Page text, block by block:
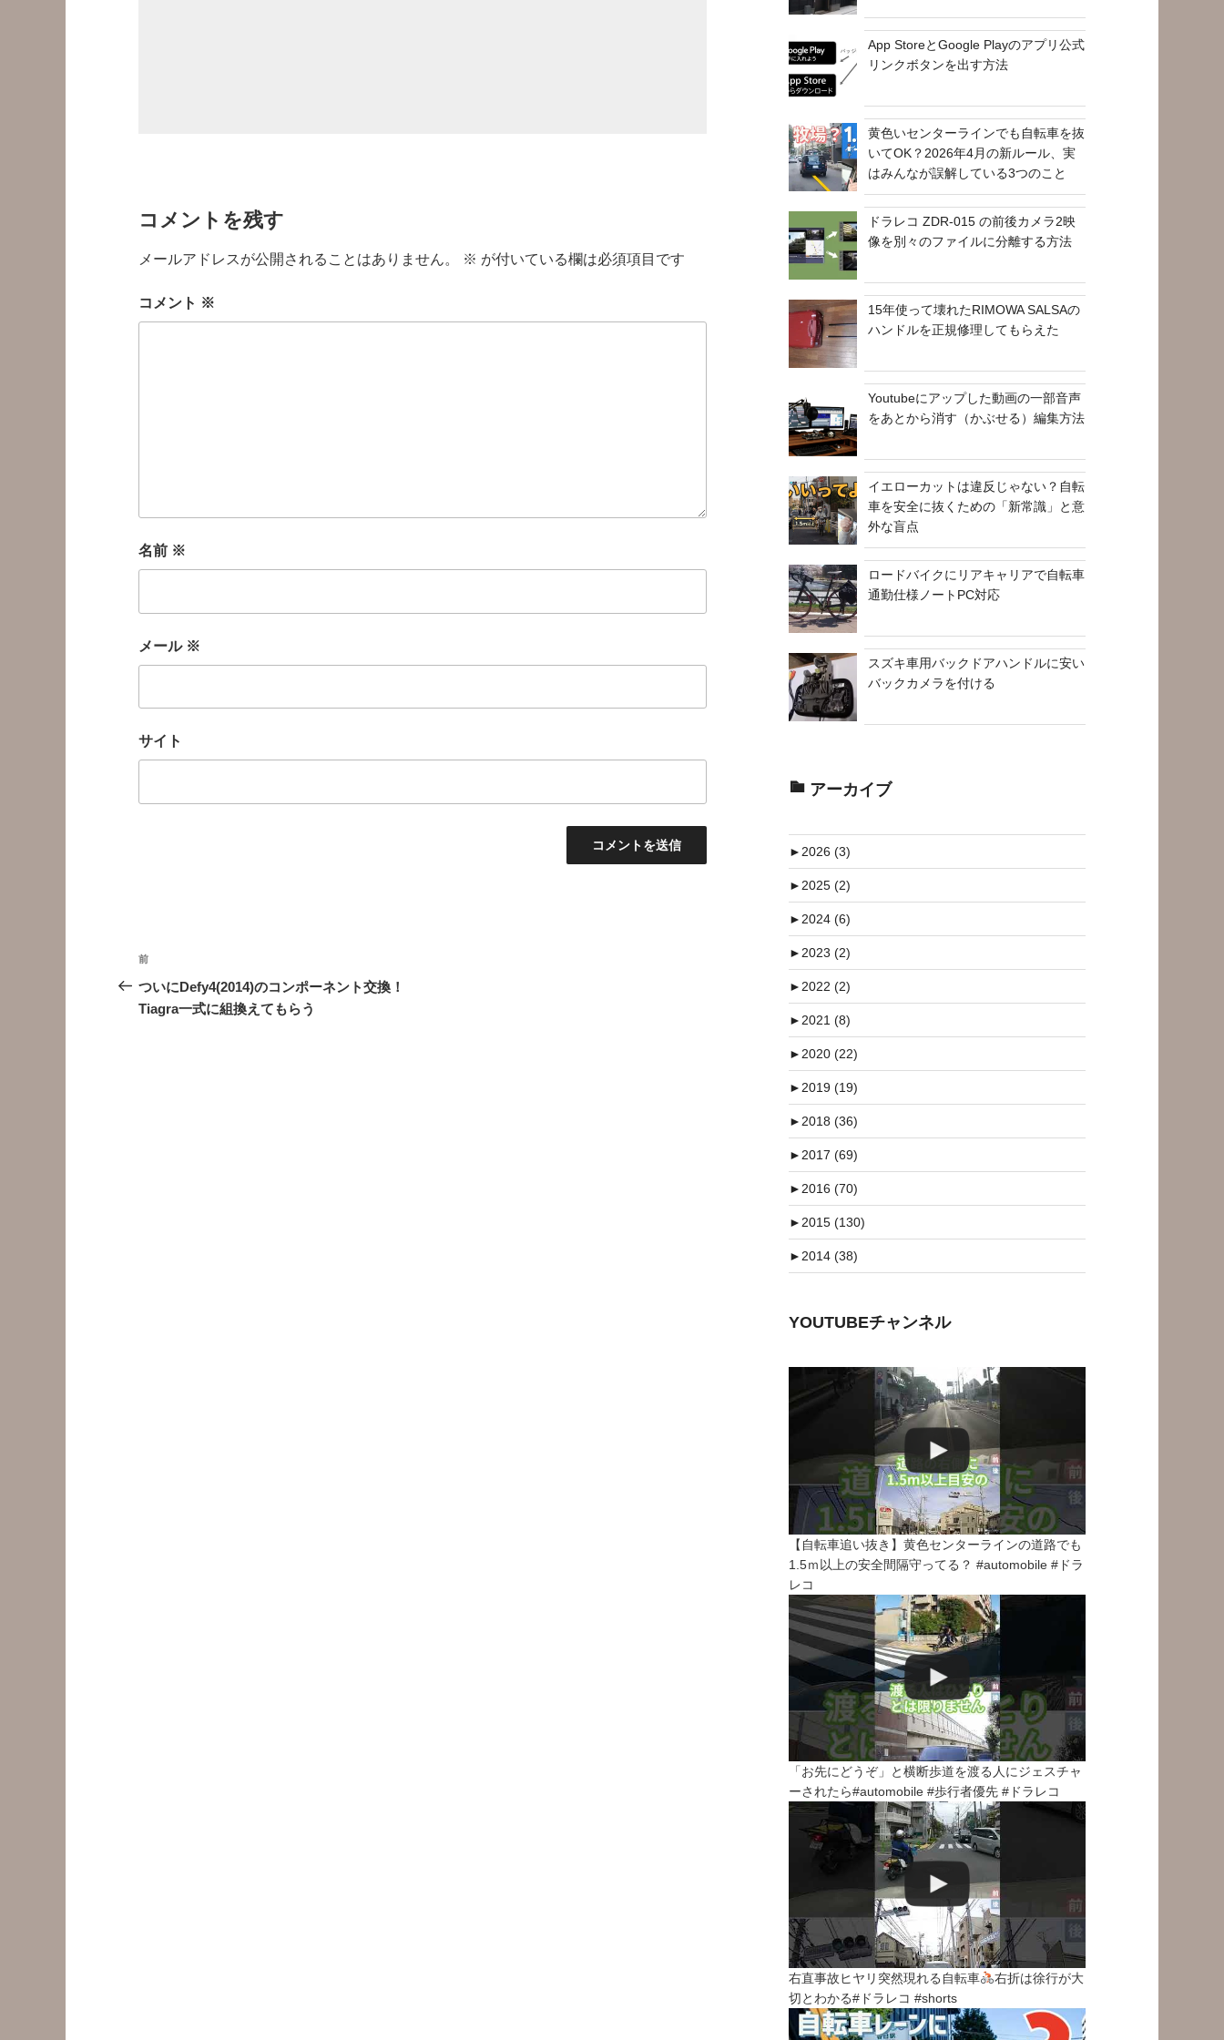
コメントを残す
メールアドレスが公開されることはありません。 ※ が付いている欄は必須項目です
コメント ※
名前 ※
メール ※
サイト
投
稿
ナ
前
の
投
前
ついにDefy4(2014)のコンポーネント交換！
Tiagra一式に組換えてもらう
App StoreとGoogle Playのアプリ公式
リンクボタンを出す方法
黄色いセンターラインでも自転車を抜
いてOK？2026年4月の新ルール、実
はみんなが誤解している3つのこと
ドラレコ ZDR-015 の前後カメラ2映
像を別々のファイルに分離する方法
15年使って壊れたRIMOWA SALSAの
ハンドルを正規修理してもらえた
Youtubeにアップした動画の一部音声
をあとから消す（かぶせる）編集方法
イエローカットは違反じゃない？自転
車を安全に抜くための「新常識」と意
外な盲点
ロードバイクにリアキャリアで自転車
通勤仕様ノートPC対応
スズキ車用バックドアハンドルに安い
バックカメラを付ける
アーカイブ
►2026 (3)
►2025 (2)
►2024 (6)
►2023 (2)
►2022 (2)
►2021 (8)
►2020 (22)
►2019 (19)
►2018 (36)
►2017 (69)
►2016 (70)
►2015 (130)
►2014 (38)
YOUTUBEチャンネル
【自転車追い抜き】黄色センターラインの道路でも
1.5ｍ以上の安全間隔守ってる？ #automobile #ドラ
レコ
「お先にどうぞ」と横断歩道を渡る人にジェスチャ
ーされたら#automobile #歩行者優先 #ドラレコ
右直事故ヒヤリ突然現れる自転車
右折は徐行が大
切とわかる#ドラレコ #shorts